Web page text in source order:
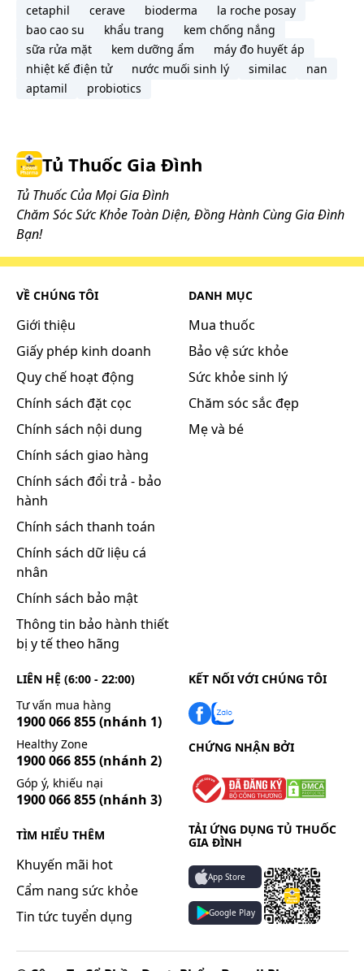
cetaphil
cerave bioderma
la roche posay
bao cao su
khẩu trang
kem chống nắng
sữa rửa mặt
kem dưỡng ẩm
máy đo huyết áp
nhiệt kế điện tử
nước muối sinh lý similac
nan
aptamil
probiotics
Tủ Thuốc Gia Đình
Tủ Thuốc Của Mọi Gia Đình
Chăm Sóc Sức Khỏe Toàn Diện, Đồng Hành Cùng Gia Đình
Bạn!
VỀ CHÚNG TÔI
Giới thiệu
Giấy phép kinh doanh
Quy chế hoạt động
Chính sách đặt cọc
Chính sách nội dung
Chính sách giao hàng
Chính sách đổi trả - bảo
hành
Chính sách thanh toán
Chính sách dữ liệu cá
nhân
Chính sách bảo mật
Thông tin bảo hành thiết
bị y tế theo hãng
DANH MỤC
Mua thuốc
Bảo vệ sức khỏe
Sức khỏe sinh lý
Chăm sóc sắc đẹp
Mẹ và bé
LIÊN HỆ (6:00 - 22:00)
Tư vấn mua hàng
1900 066 855(nhánh 1)
Healthy Zone
1900 066 855(nhánh 2)
Góp ý, khiếu nại
1900 066 855(nhánh 3)
TÌM HIỂU THÊM
Khuyến mãi hot
Cẩm nang sức khỏe
Tin tức tuyển dụng
KẾT NỐI VỚI CHÚNG TÔI
CHỨNG NHẬN BỞI
TẢI ỨNG DỤNG TỦ THUỐC
GIA ĐÌNH
App Store
Google Play